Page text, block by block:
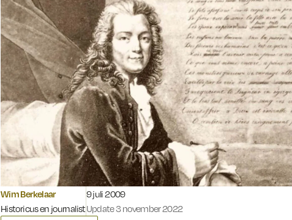
Wim Berkelaar
Historicus en journalist
Gepubliceerd op:
9 juli 2009
Update 3 november 2022